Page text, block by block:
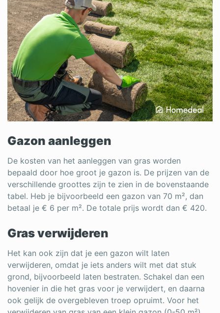
Gazon aanleggen
De kosten van het aanleggen van gras worden
bepaald door hoe groot je gazon is. De prijzen van de
verschillende groottes zijn te zien in de bovenstaande
tabel. Heb je bijvoorbeeld een gazon van 70 m², dan
betaal je € 6 per m². De totale prijs wordt dan € 420.
Gras verwijderen
Het kan ook zijn dat je een gazon wilt laten
verwijderen, omdat je iets anders wilt met dat stuk
grond, bijvoorbeeld laten bestraten. Schakel dan een
hovenier in die het gras voor je verwijdert, en daarna
ook gelijk de overgebleven troep opruimt. Voor het